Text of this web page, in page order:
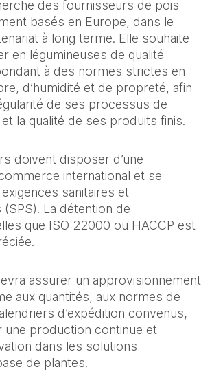
des fournisseurs de pois
basés en Europe, dans le
à long terme. Elle souhaite
en légumineuses de qualité
à des normes strictes en
d’humidité et de propreté, afin
de ses processus de
la qualité de ses produits finis.
doivent disposer d’une
international et se
sanitaires et
La détention de
que ISO 22000 ou HACCP est
assurer un approvisionnement
aux quantités, aux normes de
d’expédition convenus,
une production continue et
dans les solutions
de plantes.